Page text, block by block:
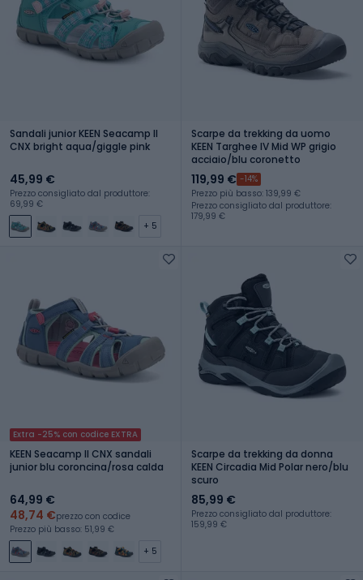
Sandali junior KEEN Seacamp II
CNX bright aqua/giggle pink
45,99 €
Prezzo consigliato dal produttore:
69,99 €
+ 5
Scarpe da trekking da uomo
KEEN Targhee IV Mid WP grigio
acciaio/blu coronetto
119,99 € -14%
Prezzo più basso: 139,99 €
Prezzo consigliato dal produttore:
179,99 €
Extra -25% con codice EXTRA
KEEN Seacamp II CNX sandali
junior blu coroncina/rosa calda
64,99 €
48,74 €prezzo con codice
Prezzo più basso: 51,99 €
+ 5
Scarpe da trekking da donna
KEEN Circadia Mid Polar nero/blu
scuro
85,99 €
Prezzo consigliato dal produttore:
159,99 €